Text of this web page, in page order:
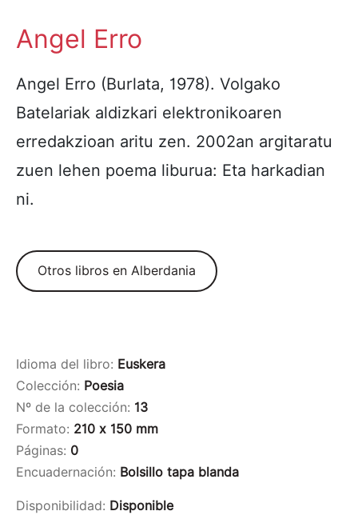
Angel Erro
Angel Erro (Burlata, 1978). Volgako
Batelariak aldizkari elektronikoaren
erredakzioan aritu zen. 2002an argitaratu
zuen lehen poema liburua: Eta harkadian
ni.
Otros libros en Alberdania
Idioma del libro: Euskera
Colección: Poesia
Nº de la colección: 13
Formato: 210 x 150 mm
Páginas: 0
Encuadernación: Bolsillo tapa blanda
Disponibilidad: Disponible